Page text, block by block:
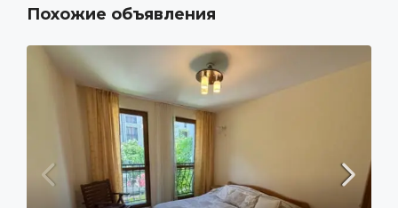
Похожие объявления